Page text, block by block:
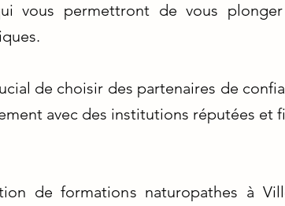
vous permettront de vous
de choisir des partenaires de
avec des institutions réputées et
de formations naturopathes à